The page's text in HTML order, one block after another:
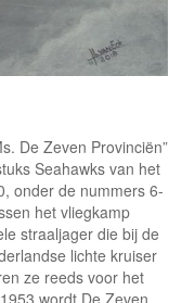
De Zeven Provinciën”
Seahawks van het
onder de nummers 6-
het vliegkamp
straaljager die bij de
lichte kruiser
ze reeds voor het